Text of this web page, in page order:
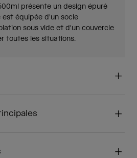
présente un design épuré
est équipée d'un socle
sous vide et d'un couvercle
toutes les situations.